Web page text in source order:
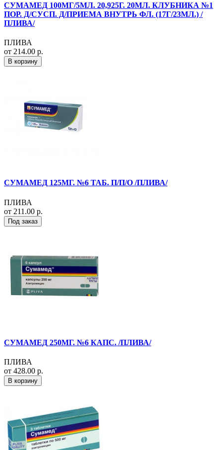
СУМАМЕД 100МГ/5МЛ. 20,925Г. 20МЛ. КЛУБНИКА №1
ПОР. Д/СУСП. Д/ПРИЕМА ВНУТРЬ ФЛ. (17Г/23МЛ.) /
ПЛИВА/
ПЛИВА
от 214.00 р.
В корзину
СУМАМЕД 125МГ. №6 ТАБ. П/П/О /ПЛИВА/
ПЛИВА
от 211.00 р.
Под заказ
СУМАМЕД 250МГ. №6 КАПС. /ПЛИВА/
ПЛИВА
от 428.00 р.
В корзину